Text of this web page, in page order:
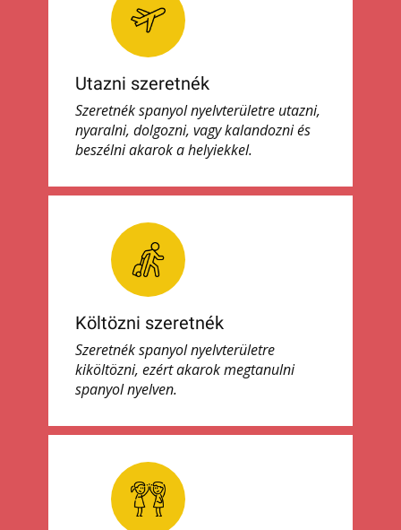
Utazni szeretnék
Szeretnék spanyol nyelvterületre utazni,
nyaralni, dolgozni, vagy kalandozni és
beszélni akarok a helyiekkel.
Költözni szeretnék
Szeretnék spanyol nyelvterületre
kiköltözni, ezért akarok megtanulni
spanyol nyelven.